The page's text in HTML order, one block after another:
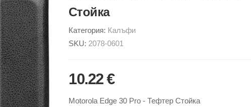
Стойка
Категория: Калъфи
SKU: 2078-0601
10.22 €
Motorola Edge 30 Pro - Тефтер Стойка